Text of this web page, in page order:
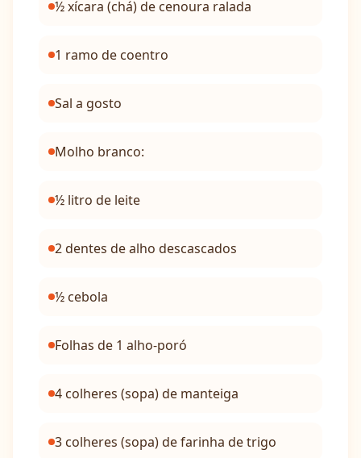
½ xícara (chá) de cenoura ralada
1 ramo de coentro
Sal a gosto
Molho branco:
½ litro de leite
2 dentes de alho descascados
½ cebola
Folhas de 1 alho-poró
4 colheres (sopa) de manteiga
3 colheres (sopa) de farinha de trigo